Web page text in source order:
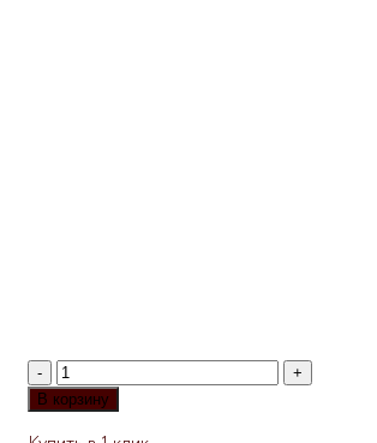
Количество
товара
В корзину